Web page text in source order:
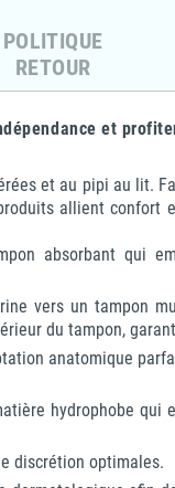
POLITIQUE
RETOUR
et
et au pipi au lit.
allient confort
absorbant qui
vers un tampon
du tampon,
anatomique
hydrophobe qui
discrétion optimales.